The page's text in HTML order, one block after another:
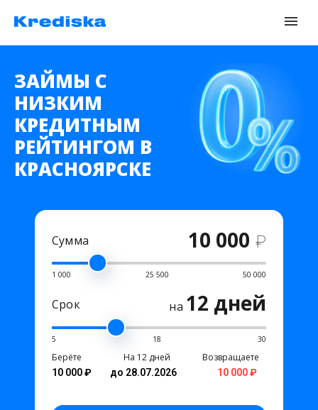
ЗАЙМЫ С
НИЗКИМ
КРЕДИТНЫМ
РЕЙТИНГОМ В
КРАСНОЯРСКЕ
Сумма 10 000 ₽
1 000 25 500 50 000
Срок на 12 дней
5 18 30
Берёте
10 000 ₽
На 12 дней
до 28.07.2026
Возвращаете
10 000 ₽